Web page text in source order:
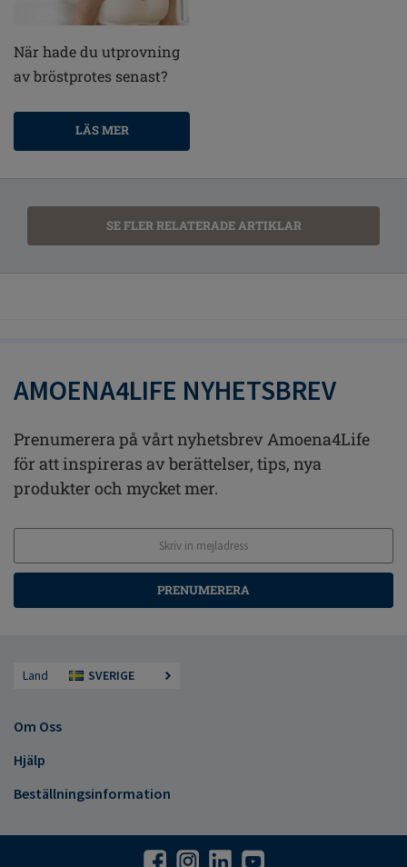
När hade du utprovning
av bröstprotes senast?
LÄS MER
SE FLER RELATERADE ARTIKLAR
AMOENA4LIFE NYHETSBREV
Prenumerera på vårt nyhetsbrev Amoena4Life
för att inspireras av berättelser, tips, nya
produkter och mycket mer.
PRENUMERERA
Land SVERIGE
Om Oss
Hjälp
Beställningsinformation